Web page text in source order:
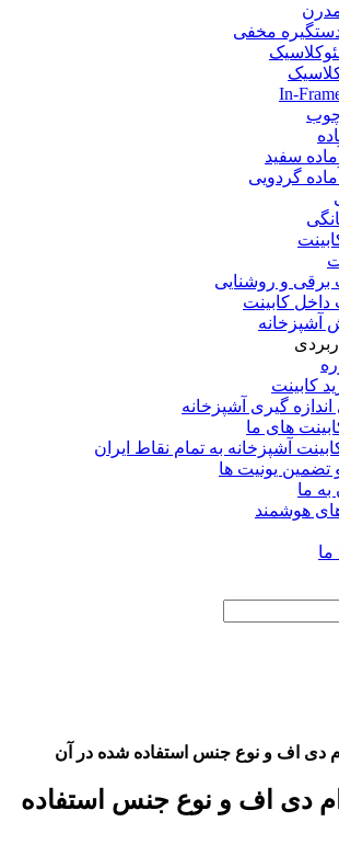
مخفی
چوب
سفید
گردویی
برقی و روشنایی
داخل کابینت
کابینت
اندازه گیری آشپزخانه
های ما
آشپزخانه به تمام نقاط ایران
تضمین یونیت ها
به ما
هوشمند
ما
ام دی اف و نوع جنس استفاده شده در آن
ام دی اف و نوع جنس استفاده